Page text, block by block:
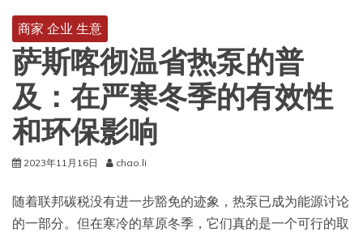
商家 企业 生意
萨斯喀彻温省热泵的普
及：在严寒冬季的有效性
和环保影响
2023年11月16日 chao.li
随着联邦碳税没有进一步豁免的迹象，热泵已成为能源讨论
的一部分。但在寒冷的草原冬季，它们真的是一个可行的取